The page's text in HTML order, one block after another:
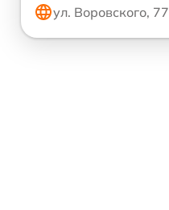
ул. Воровского, 77